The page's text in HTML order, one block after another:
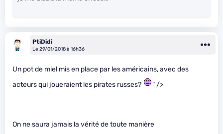
PtiDidi
Le 29/01/2018 à 16h36
Un pot de miel mis en place par les américains, avec des
acteurs qui joueraient les pirates russes?
" />
On ne saura jamais la vérité de toute manière